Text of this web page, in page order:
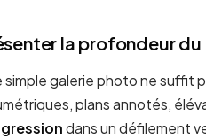
la profondeur
simple galerie photo ne suffit
plans annotés,
dans un défilement